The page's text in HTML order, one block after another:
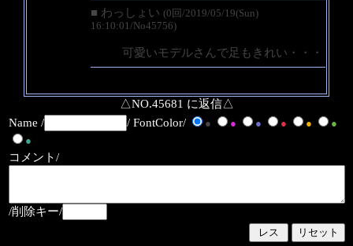
■ わっしょい (0回/2019/05/19(Sun)
16:10:01/No45756)
可愛いモデルさんで足もきれい・・・
△NO.45681 に返信△
Name /
/ FontColor/ ● ● ● ● ●
●
●
コメント/
/削除キー/